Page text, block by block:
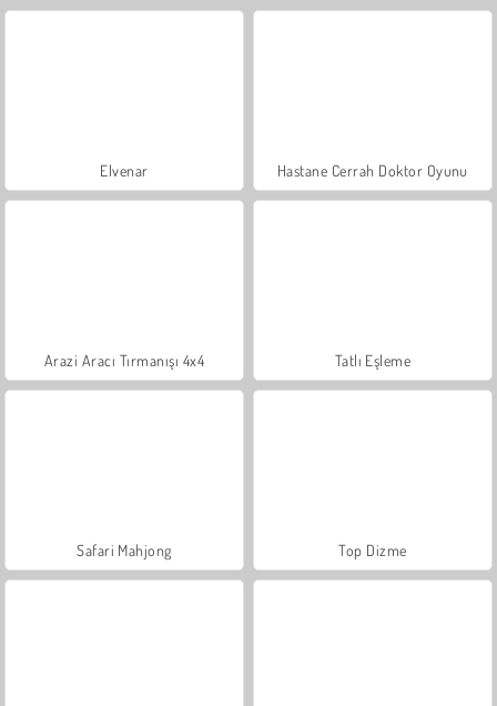
Elvenar Hastane Cerrah Doktor Oyunu
Arazi Aracı Tırmanışı 4x4 Tatlı Eşleme
Safari Mahjong Top Dizme